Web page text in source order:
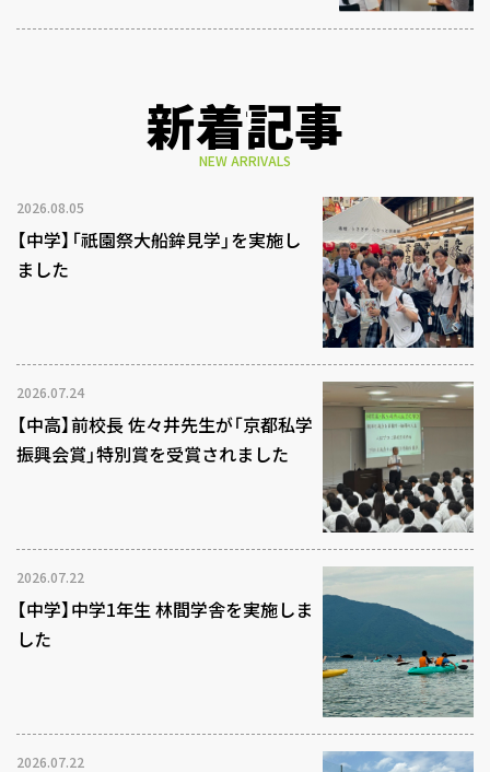
新着記事
NEW ARRIVALS
2026.08.05
【中学】「祇園祭大船鉾見学」を実施し
ました
2026.07.24
【中高】前校長 佐々井先生が「京都私学
振興会賞」特別賞を受賞されました
2026.07.22
【中学】中学1年生 林間学舎を実施しま
した
2026.07.22